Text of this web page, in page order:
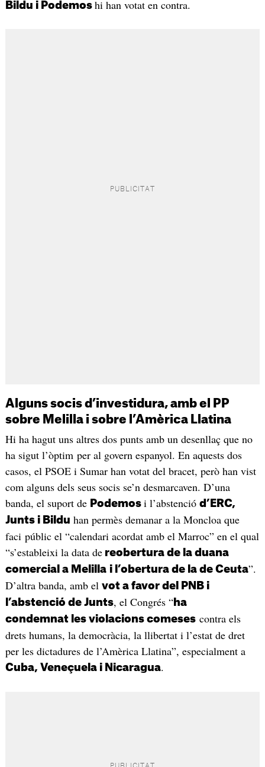
Bildu i Podemos hi han votat en contra.
Alguns socis d’investidura, amb el PP
sobre Melilla i sobre l’Amèrica Llatina
Hi ha hagut uns altres dos punts amb un desenllaç que no
ha sigut l’òptim per al govern espanyol. En aquests dos
casos, el PSOE i Sumar han votat del bracet, però han vist
com alguns dels seus socis se’n desmarcaven. D’una
banda, el suport de Podemos i l’abstenció d’ERC,
Junts i Bildu han permès demanar a la Moncloa que
faci públic el “calendari acordat amb el Marroc” en el qual
“s’estableixi la data dereobertura de la duana
comercial a Melilla i l’obertura de la de Ceuta”.
D’altra banda, amb el vot a favor del PNB i
l’abstenció de Junts, el Congrés “ha
condemnat les violacions comesescontra els
drets humans, la democràcia, la llibertat i l’estat de dret
per les dictadures de l’Amèrica Llatina”, especialment a
Cuba, Veneçuela i Nicaragua.